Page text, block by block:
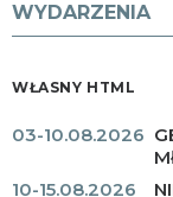
WYDARZENIA
WŁASNY HTML
03-10.08.2026
10-15.08.2026